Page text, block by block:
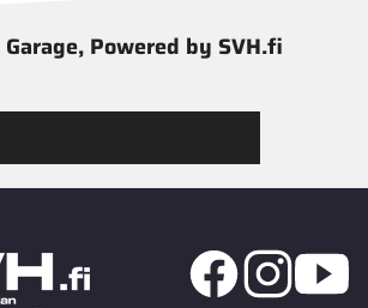
Garage, Powered by SVH.fi